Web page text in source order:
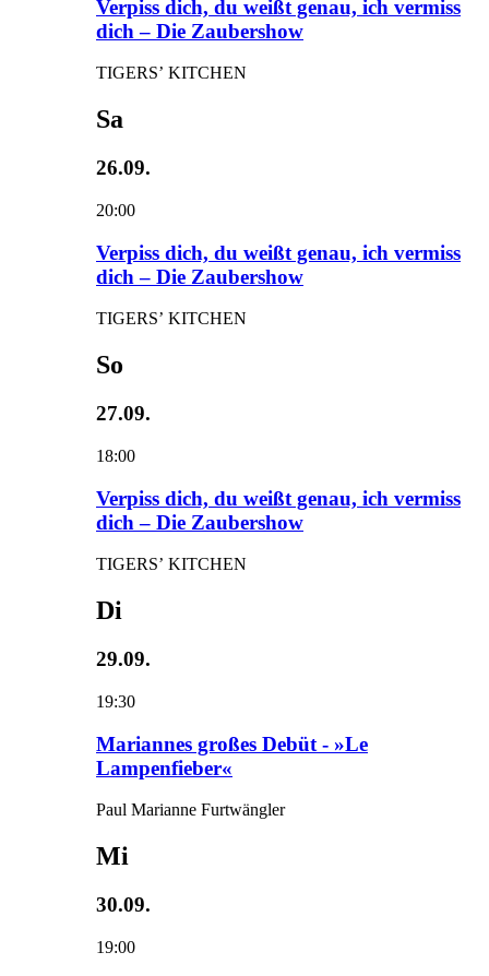
Verpiss dich, du weißt genau, ich vermiss
dich – Die Zaubershow
TIGERS’ KITCHEN
Sa
26.09.
20:00
Verpiss dich, du weißt genau, ich vermiss
dich – Die Zaubershow
TIGERS’ KITCHEN
So
27.09.
18:00
Verpiss dich, du weißt genau, ich vermiss
dich – Die Zaubershow
TIGERS’ KITCHEN
Di
29.09.
19:30
Mariannes großes Debüt - »Le
Lampenfieber«
Paul Marianne Furtwängler
Mi
30.09.
19:00